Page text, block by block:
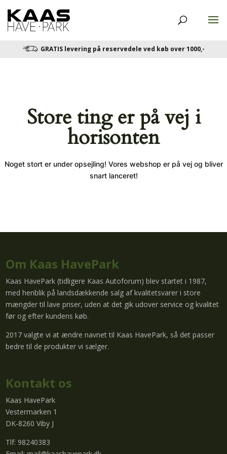
GRATIS levering på reservedele ved køb over 1000,-
Store ting er på vej i
horisonten
Noget stort er under opsejling! Vores webshop er på vej og bliver
snart lanceret!
Om Kaas HavePark
Kaas HavePark (tidligere Kaas Autoforum) blev startet i 1987,
med henblik på landsdækkende salg af kvalitetsvarer i store
mængder til lave priser, uden at det gik udover service og kvalitet
før og efter kundens køb.
2017 valgte vi at ændre navnet til Kaas HavePark, så det passer
bedre til de produkter vi sælger.
Kontakt os
Kaas HavePark
Vestermarken 1
DK-8260 Viby J
Tlf: 98240383